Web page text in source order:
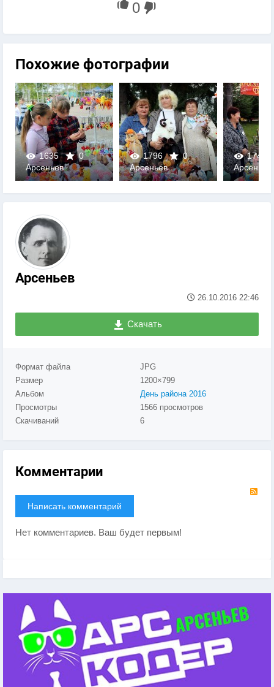
Похожие фотографии
1635
0
0
Арсеньев
1796
0
0
Арсеньев
1747
0
Арсеньев
Арсеньев
26.10.2016 22:46
Скачать
Формат файла
JPG
Размер
1200×799
Альбом
День района 2016
Просмотры
1566 просмотров
Скачиваний
6
Комментарии
Написать комментарий
Нет комментариев. Ваш будет первым!